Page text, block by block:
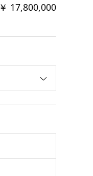
￥ 17,800,000